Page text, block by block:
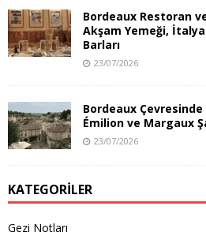
Bordeaux Restoran
Akşam Yemeği,
Barları
23/07/2026
Bordeaux
Émilion ve Margaux
23/07/2026
KATEGORILER
Gezi Notları